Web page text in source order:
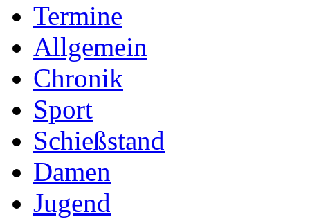
Termine
Allgemein
Chronik
Sport
Schießstand
Damen
Jugend